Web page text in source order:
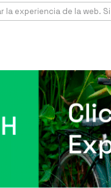
la experiencia de la web.